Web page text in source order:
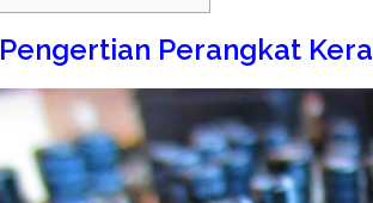
Pengertian Perangkat